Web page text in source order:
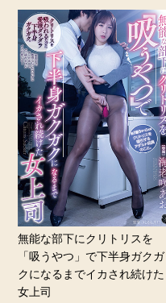
無能な部下にクリトリスを
「吸うやつ」で下半身ガクガ
クになるまでイカされ続けた
女上司